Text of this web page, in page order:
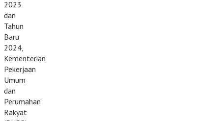
2023
dan
Tahun
Baru
2024,
Kementerian
Pekerjaan
Umum
dan
Perumahan
Rakyat